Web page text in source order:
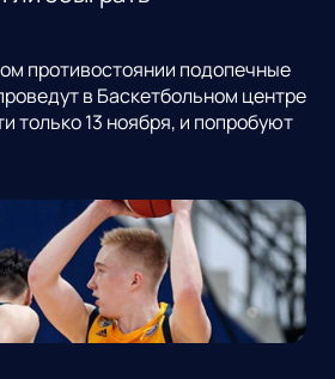
противостоянии подопечные
в Баскетбольном центре
только 13 ноября, и попробуют